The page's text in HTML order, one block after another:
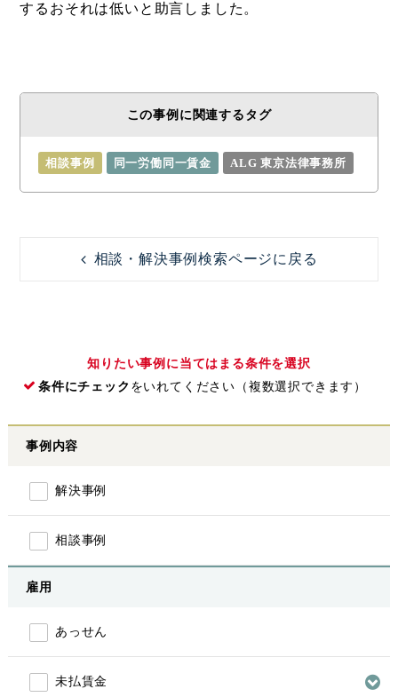
するおそれは低いと助言しました。
この事例に関連するタグ
相談事例 同一労働同一賃金 ALG 東京法律事務所
相談・解決事例検索ページに戻る
知りたい事例に当てはまる条件を選択
条件にチェック をいれてください（複数選択できます）
事例内容
解決事例
相談事例
雇用
あっせん
未払賃金